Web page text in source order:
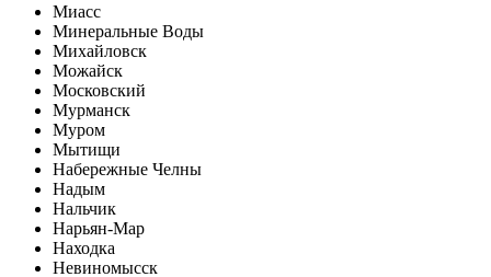
Миасс
Минеральные Воды
Михайловск
Можайск
Московский
Мурманск
Муром
Мытищи
Набережные Челны
Надым
Нальчик
Нарьян-Мар
Находка
Невиномысск